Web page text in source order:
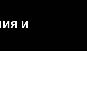
и